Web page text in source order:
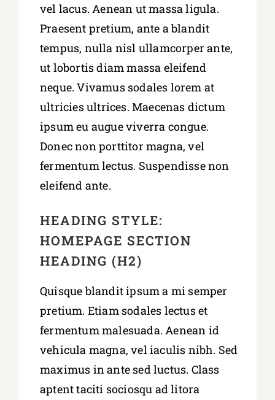
vel lacus. Aenean ut massa ligula.
Praesent pretium, ante a blandit
tempus, nulla nisl ullamcorper ante,
ut lobortis diam massa eleifend
neque. Vivamus sodales lorem at
ultricies ultrices. Maecenas dictum
ipsum eu augue viverra congue.
Donec non porttitor magna, vel
fermentum lectus. Suspendisse non
eleifend ante.
HEADING STYLE:
HOMEPAGE SECTION
HEADING (H2)
Quisque blandit ipsum a mi semper
pretium. Etiam sodales lectus et
fermentum malesuada. Aenean id
vehicula magna, vel iaculis nibh. Sed
maximus in ante sed luctus. Class
aptent taciti sociosqu ad litora